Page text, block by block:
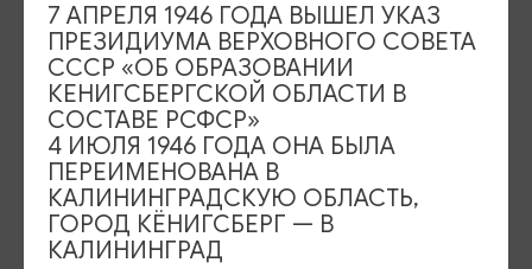
КОНТАКТЫ
+7 (40150) 3-10-20
САЙТ
Официальный сайт
ПРЕДЛОЖИТЬ ИНФОРМАЦИЮ
7 АПРЕЛЯ 1946 ГОДА ВЫШЕЛ УКАЗ
ПРЕЗИДИУМА ВЕРХОВНОГО СОВЕТА
СССР «ОБ ОБРАЗОВАНИИ
КЕНИГСБЕРГСКОЙ ОБЛАСТИ В
СОСТАВЕ РСФСР»
4 ИЮЛЯ 1946 ГОДА ОНА БЫЛА
ПЕРЕИМЕНОВАНА В
КАЛИНИНГРАДСКУЮ ОБЛАСТЬ,
ГОРОД КЁНИГСБЕРГ — В
КАЛИНИНГРАД